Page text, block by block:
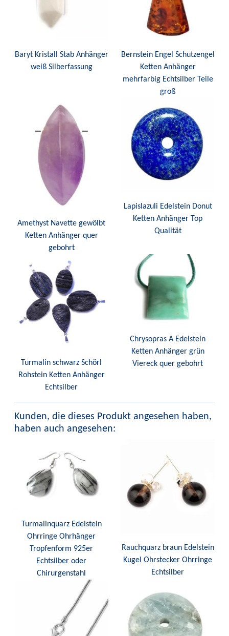
Baryt Kristall Stab Anhänger
weiß Silberfassung
Bernstein Engel Schutzengel
Ketten Anhänger
mehrfarbig Echtsilber Teile
groß
Amethyst Navette gewölbt
Ketten Anhänger quer
gebohrt
Lapislazuli Edelstein Donut
Ketten Anhänger Top
Qualität
Turmalin schwarz Schörl
Rohstein Ketten Anhänger
Echtsilber
Chrysopras A Edelstein
Ketten Anhänger grün
Viereck quer gebohrt
Kunden, die dieses Produkt angesehen haben,
haben auch angesehen:
Turmalinquarz Edelstein
Ohrringe Ohrhänger
Tropfenform 925er
Echtsilber oder
Chirurgenstahl
Rauchquarz braun Edelstein
Kugel Ohrstecker Ohrringe
Echtsilber